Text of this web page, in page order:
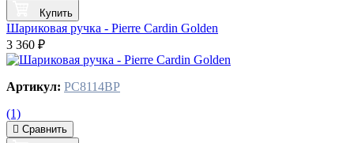
Купить
Шариковая ручка - Pierre Cardin Golden
3 360 ₽
Артикул: PC8114BP
(1)
Сравнить